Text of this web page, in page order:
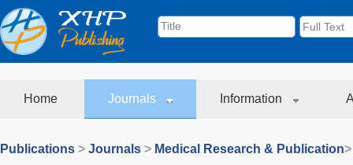
Home Journals Information
Publications > Journals > Medical Research & Publication